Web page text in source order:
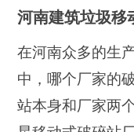
河南建筑垃圾移
在河南众多的生
中，哪个厂家的
站本身和厂家两